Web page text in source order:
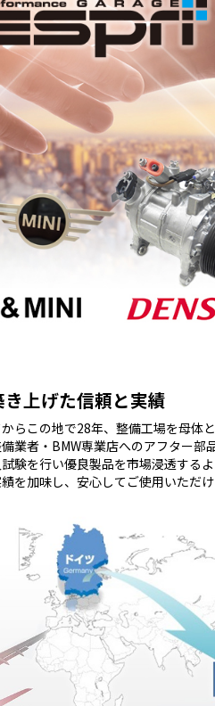
上げた信頼と実績
らこの地で28年、整備工場を母体と
業者・BMW専業店へのアフター
験を行い優良製品を市場浸透するよ
を加味し、安心してご使用いただ